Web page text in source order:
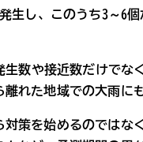
生し、このうち3～6
生数や接近数だけで
れた地域での大雨に
策を始めるのではな